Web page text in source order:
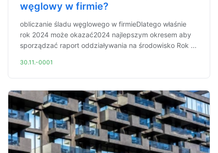
węglowy w firmie?
obliczanie śladu węglowego w firmieDlatego właśnie
rok 2024 może okazać2024 najlepszym okresem aby
sporządzać raport oddziaływania na środowisko Rok ...
30.11.-0001